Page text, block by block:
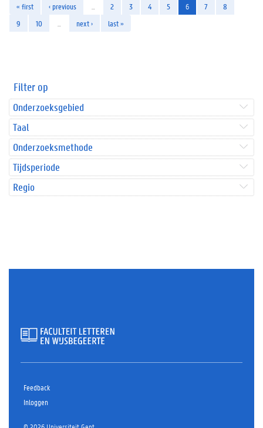
« first ‹ previous 2 3 4 5 6 7
8
9
10 next › last »
Filter op
Onderzoeksgebied
Taal
Onderzoeksmethode
Tijdsperiode
Regio
Feedback
Inloggen